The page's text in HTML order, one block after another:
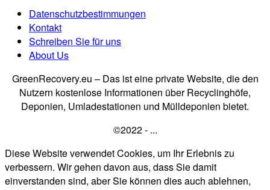
Datenschutzbestimmungen
Kontakt
Schreiben Sie für uns
About Us
GreenRecovery.eu – Das ist eine private Website, die den
Nutzern kostenlose Informationen über Recyclinghöfe,
Deponien, Umladestationen und Mülldeponien bietet.
©2022 - ...
Diese Website verwendet Cookies, um Ihr Erlebnis zu
verbessern. Wir gehen davon aus, dass Sie damit
einverstanden sind, aber Sie können dies auch ablehnen,